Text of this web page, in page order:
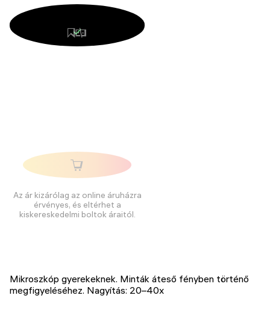
Az ár kizárólag az online áruházra
érvényes, és eltérhet a
kiskereskedelmi boltok áraitól.
Mikroszkóp gyerekeknek. Minták áteső fényben történő
megfigyeléséhez. Nagyítás: 20–40x